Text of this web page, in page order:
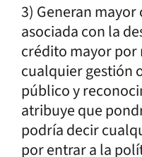
3) Generan
asociada con la
crédito mayor por
cualquier gestión
público y
atribuye que
podría decir
por entrar a la